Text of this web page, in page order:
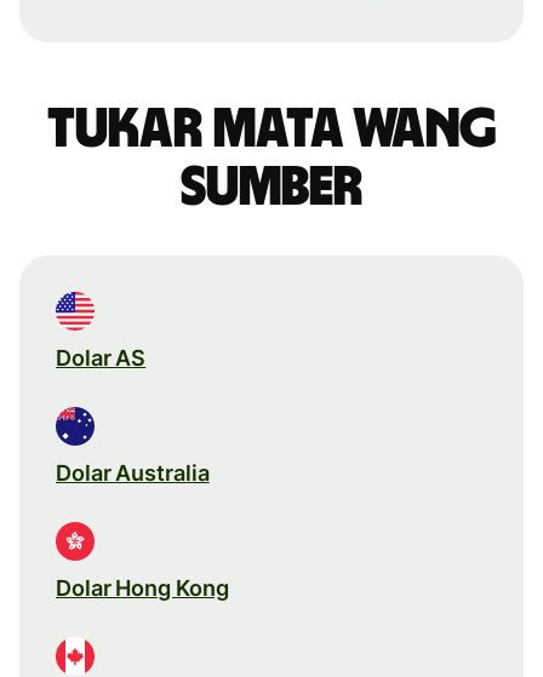
Tukar mata wang
sumber
Dolar AS
Dolar Australia
Dolar Hong Kong